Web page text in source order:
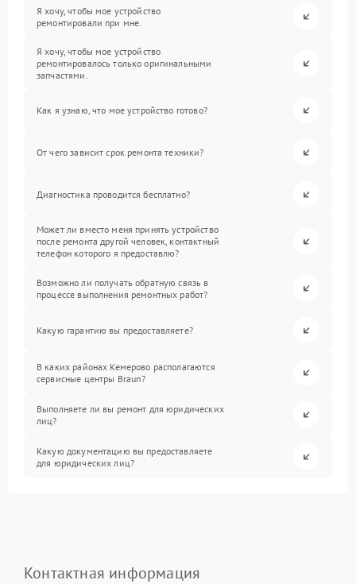
Я хочу, чтобы мое устройство
ремонтировали при мне.
Я хочу, чтобы мое устройство
ремонтировалось только оригинальными
запчастями.
Как я узнаю, что мое устройство готово?
От чего зависит срок ремонта техники?
Диагностика проводится бесплатно?
Может ли вместо меня принять устройство
после ремонта другой человек, контактный
телефон которого я предоставлю?
Возможно ли получать обратную связь в
процессе выполнения ремонтных работ?
Какую гарантию вы предоставляете?
В каких районах Кемерово располагаются
сервисные центры Braun?
Выполняете ли вы ремонт для юридических
лиц?
Какую документацию вы предоставляете
для юридических лиц?
Контактная информация